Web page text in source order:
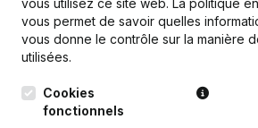
Publications
Date
vous utilisez ce site web. La politique
vous permet de savoir quelles
vous donne le contrôle sur la manière
utilisées.
Cookies
fonctionnels